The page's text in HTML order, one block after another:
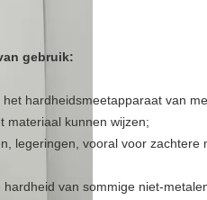
gebruik:
hardheidsmeetapparaat van
materiaal kunnen wijzen;
legeringen, vooral voor
van sommige niet-